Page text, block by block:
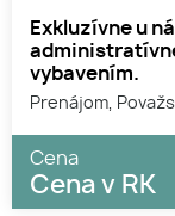
Exkluzívne u
vybavením.
Prenájom,
Cena
Cena v RK